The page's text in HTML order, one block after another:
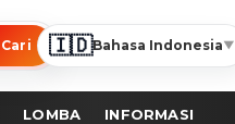
Cari 🇮🇩Bahasa Indonesia▼
LOMBA INFORMASI